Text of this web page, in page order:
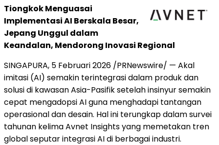
Tiongkok Menguasai
Implementasi AI Berskala Besar,
Jepang Unggul dalam
Keandalan, Mendorong Inovasi Regional
SINGAPURA, 5 Februari 2026 /PRNewswire/ — Akal
imitasi (AI) semakin terintegrasi dalam produk dan
solusi di kawasan Asia-Pasifik setelah insinyur semakin
cepat mengadopsi AI guna menghadapi tantangan
operasional dan desain. Hal ini terungkap dalam survei
tahunan kelima Avnet Insights yang memetakan tren
global seputar integrasi AI di berbagai industri.